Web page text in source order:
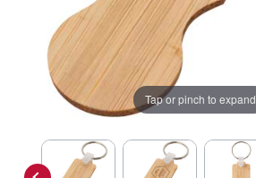
Tap or pinch to expand